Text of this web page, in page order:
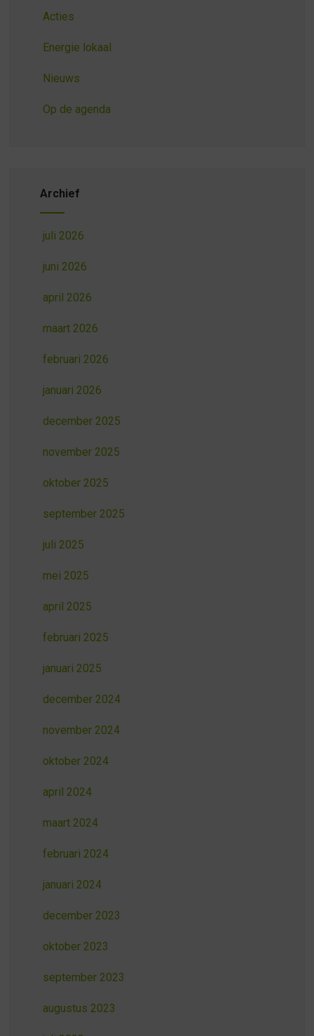
Acties
Energie lokaal
Nieuws
Op de agenda
Archief
juli 2026
juni 2026
april 2026
maart 2026
februari 2026
januari 2026
december 2025
november 2025
oktober 2025
september 2025
juli 2025
mei 2025
april 2025
februari 2025
januari 2025
december 2024
november 2024
oktober 2024
april 2024
maart 2024
februari 2024
januari 2024
december 2023
oktober 2023
september 2023
augustus 2023